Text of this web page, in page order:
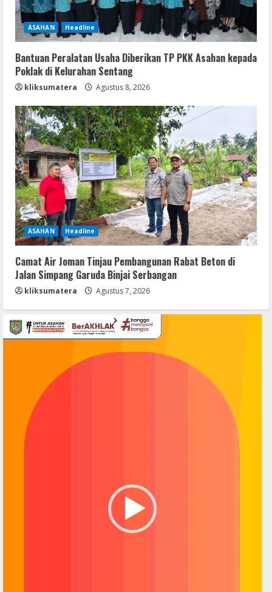
ASAHAN Headline
Bantuan Peralatan Usaha Diberikan TP PKK Asahan kepada
Poklak di Kelurahan Sentang
kliksumatera Agustus 8, 2026
ASAHAN Headline
Camat Air Joman Tinjau Pembangunan Rabat Beton di
Jalan Simpang Garuda Binjai Serbangan
kliksumatera Agustus 7, 2026
Pemutar
Video